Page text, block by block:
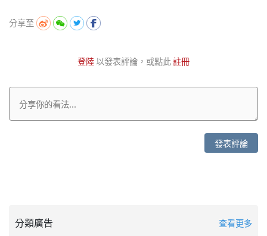
分享至
登陸以發表評論，或點此註冊
發表評論
分類廣告 查看更多